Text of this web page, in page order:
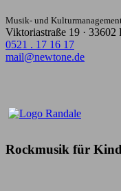
Musik- und
Viktoriastraße 19 · 33602
0521 . 17 16 17
mail@newtone.de
Rockmusik für